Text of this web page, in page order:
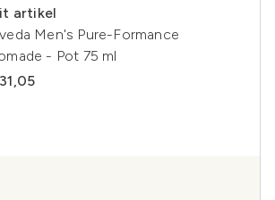
artikel
Men's Pure-Formance
- Pot 75 ml